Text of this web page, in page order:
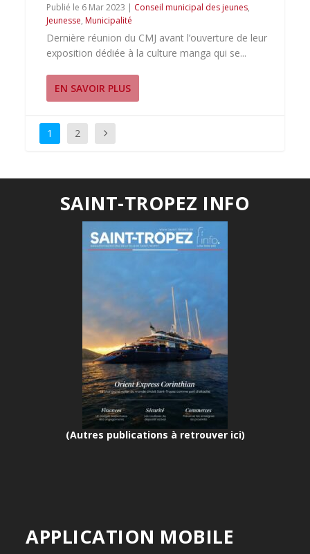
6 Mar 2023 | Conseil municipal des jeunes,
Jeunesse,Municipalité
Dernière réunion du CMJ avant l’ouverture de leur
exposition dédiée à la culture manga qui se...
EN SAVOIR PLUS
1 2
SAINT-TROPEZ INFO
(Autres publications à retrouver ici)
APPLICATION MOBILE